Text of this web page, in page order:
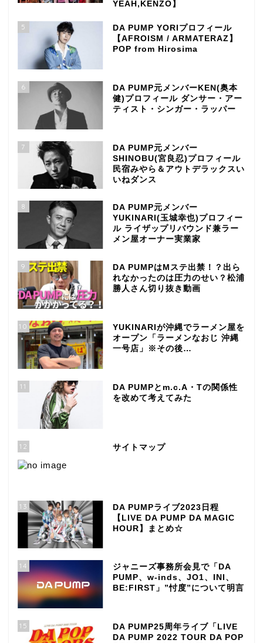
YEAH,KENZO】
5
DA PUMP YORIプロフィール
【AFROISM / ARMATERAZ】
POP from Hirosima
6
DA PUMP元メンバーKEN(奥本
健)プロフィール ダンサー・アー
ティスト・シンガー・ラッパー
7
DA PUMP元メンバー
SHINOBU(宮良忍)プロフィール
民宿みやら＆アウトデラックスい
いねダンス
8
DA PUMP元メンバー
YUKINARI(玉城幸也)プロフィー
ル ライザップリバウンド兼ラー
メン屋オーナー実業家
9
DA PUMPはMステ出禁！？出ら
れなかったのは圧力のせい？松浦
勝人さん切り抜き動画
10
YUKINARIが沖縄でラーメン屋を
オープン「ラーメンなおじ 沖縄
一号店」※その後…
11
DA PUMPとm.c.A・Tの関係性
を改めて考えてみた
12 サイトマップ
13
DA PUMPライブ2023日程
【LIVE DA PUMP DA MAGIC
HOUR】まとめ☆
14
ジャニーズ事務所会見で「DA
PUMP、w-inds、JO1、INI、
BE:FIRST」”忖度”について明言
15
DA PUMP25周年ライブ「LIVE
DA PUMP 2022 TOUR DA POP